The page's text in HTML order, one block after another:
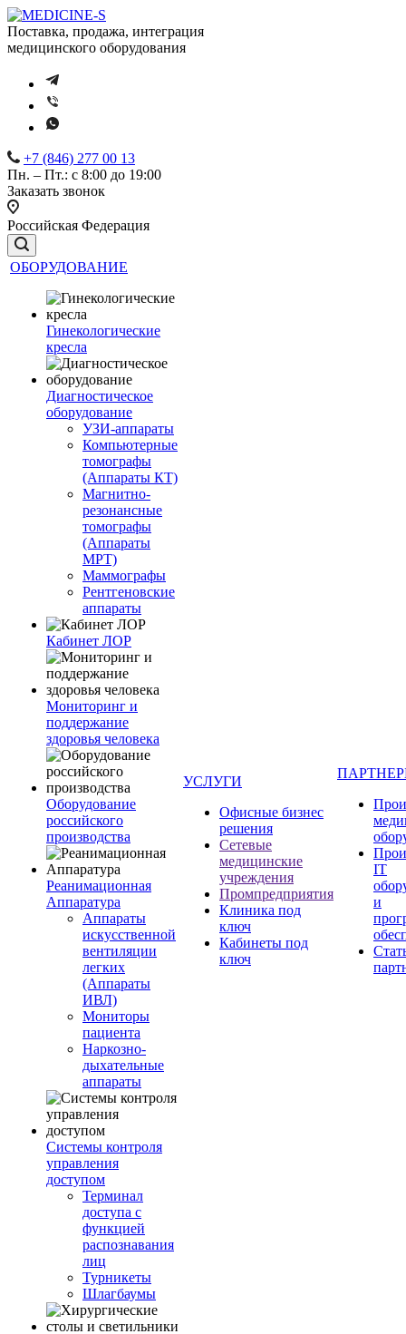
Поставка, продажа, интеграция
медицинского оборудования
+7 (846) 277 00 13
Пн. – Пт.: с 8:00 до 19:00
Заказать звонок
Российская Федерация
ОБОРУДОВАНИЕ
Гинекологические
кресла
Диагностическое
оборудование
УЗИ-аппараты
Компьютерные
томографы
(Аппараты КТ)
Магнитно-
резонансные
томографы
(Аппараты
МРТ)
Маммографы
Рентгеновские
аппараты
Кабинет ЛОР
Мониторинг и
поддержание
здоровья человека
Оборудование
российского
производства
Реанимационная
Аппаратура
Аппараты
искусственной
вентиляции
легких
(Аппараты
ИВЛ)
Мониторы
пациента
Наркозно-
дыхательные
аппараты
Системы контроля
управления
доступом
Терминал
доступа с
функцией
распознавания
лиц
Турникеты
Шлагбаумы
УСЛУГИ
Офисные бизнес
решения
Сетевые
медицинские
учреждения
Промпредприятия
Клиника под
ключ
Кабинеты под
ключ
IT
и